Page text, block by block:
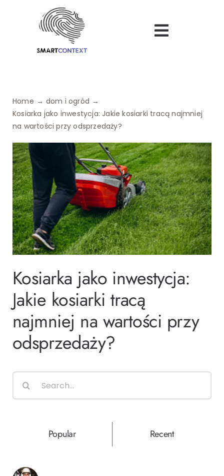
Toggle
Turystyka
Logistyka
Dietetyka
Finanse
Ślub i wesele
Wystrój wnętrz
Home
dom i ogród
Kosiarka jako inwestycja: Jakie kosiarki tracą najmniej
na wartości przy odsprzedaży?
Kosiarka jako inwestycja:
Jakie kosiarki tracą
najmniej na wartości przy
odsprzedaży?
Popular Recent